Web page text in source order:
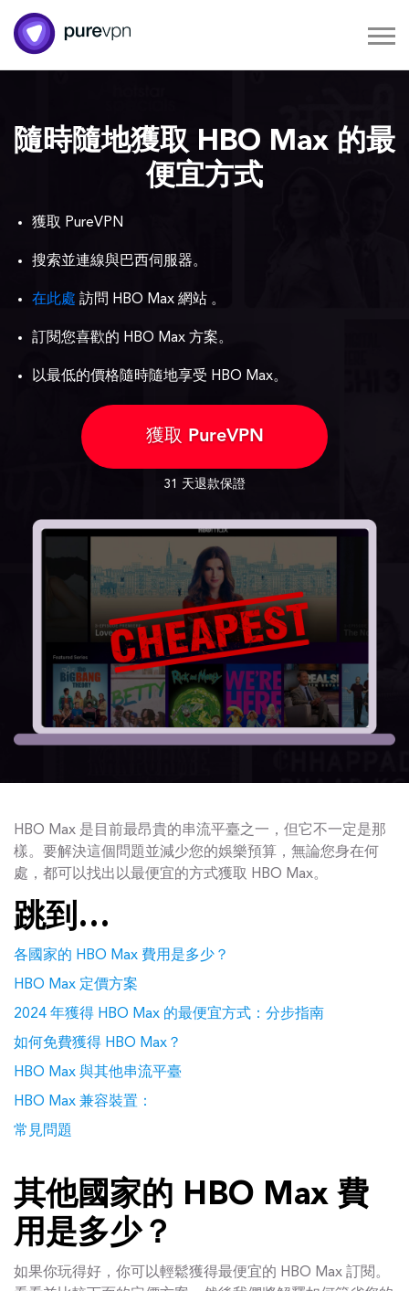
隨時隨地獲取 HBO Max 的最
便宜方式
獲取 PureVPN
搜索並連線與巴西伺服器。
在此處 訪問 HBO Max 網站 。
訂閱您喜歡的 HBO Max 方案。
以最低的價格隨時隨地享受 HBO Max。
獲取 PureVPN
31 天退款保證
HBO Max 是目前最昂貴的串流平臺之一，但它不一定是那
樣。要解決這個問題並減少您的娛樂預算，無論您身在何
處，都可以找出以最便宜的方式獲取 HBO Max。
跳到…
各國家的 HBO Max 費用是多少？
HBO Max 定價方案
2024 年獲得 HBO Max 的最便宜方式：分步指南
如何免費獲得 HBO Max？
HBO Max 與其他串流平臺
HBO Max 兼容裝置：
常見問題
其他國家的 HBO Max 費
用是多少？
如果你玩得好，你可以輕鬆獲得最便宜的 HBO Max 訂閱。